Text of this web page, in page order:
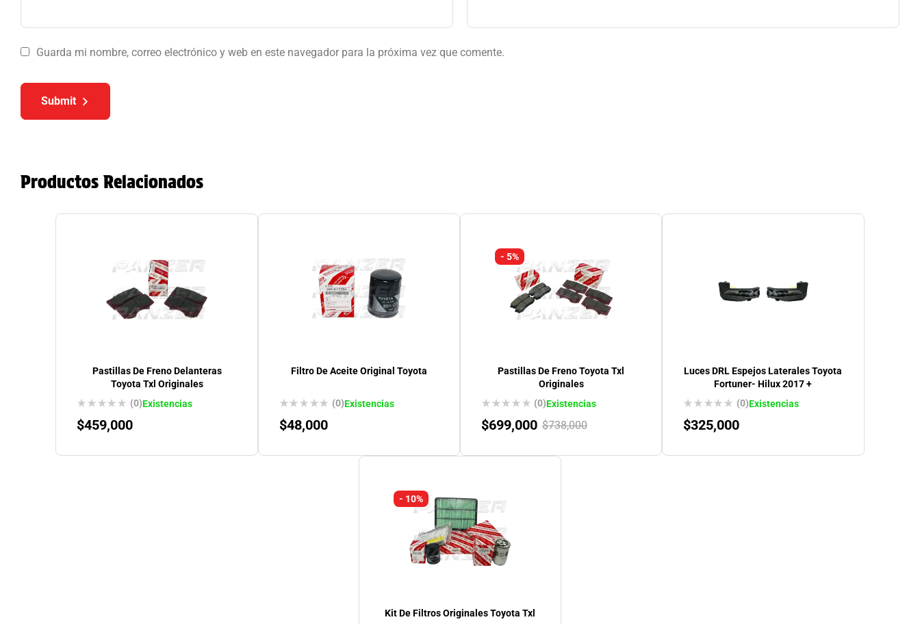
Guarda mi nombre, correo electrónico y web en este navegador para la próxima vez que comente.
Submit
Productos Relacionados
Pastillas De Freno Delanteras
Toyota Txl Originales
(0)Existencias
$459,000
Filtro De Aceite Original Toyota
(0)Existencias
$48,000
- 5%
Pastillas De Freno Toyota Txl
Originales
(0)Existencias
$738,000
$699,000
Luces DRL Espejos Laterales Toyota
Fortuner- Hilux 2017 +
(0)Existencias
$325,000
- 10%
Kit De Filtros Originales Toyota Txl